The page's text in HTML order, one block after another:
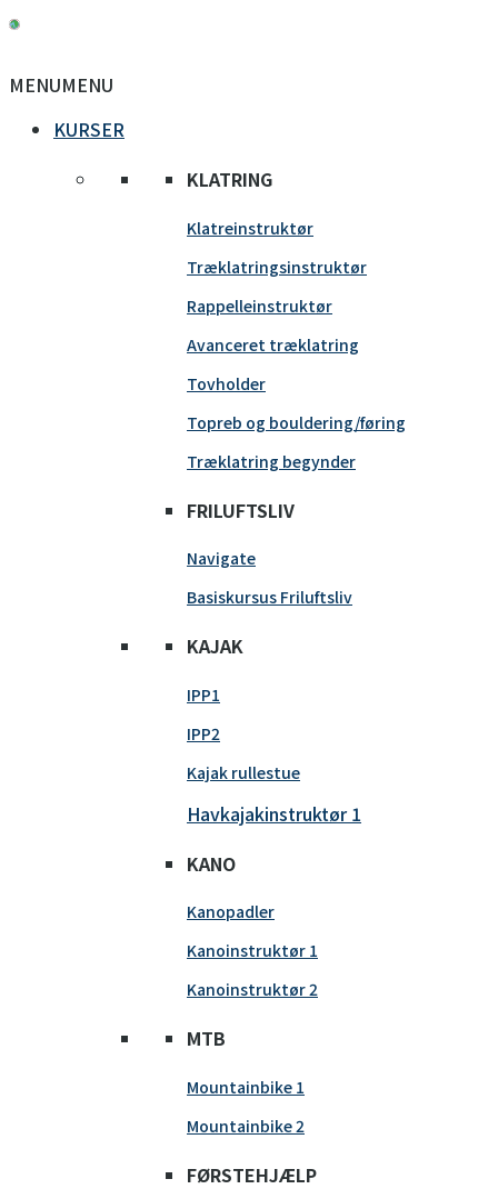
MENUMENU
KURSER
KLATRING
Klatreinstruktør
Træklatringsinstruktør
Rappelleinstruktør
Avanceret træklatring
Tovholder
Topreb og bouldering/føring
Træklatring begynder
FRILUFTSLIV
Navigate
Basiskursus Friluftsliv
KAJAK
IPP1
IPP2
Kajak rullestue
Havkajakinstruktør 1
KANO
Kanopadler
Kanoinstruktør 1
Kanoinstruktør 2
MTB
Mountainbike 1
Mountainbike 2
FØRSTEHJÆLP